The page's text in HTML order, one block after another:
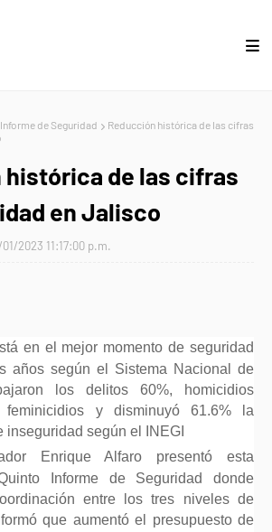
de Seguridad
Reducción histórica de las cifras
histórica de las cifras
en Jalisco
01/2023 11:17:00 p.m.
en el mejor momento de seguridad
años según el Sistema Nacional de
los delitos 60%, homicidios
feminicidios y disminuyó 61.6% la
inseguridad según el INEGI
Enrique Alfaro presentó esta
Informe de Seguridad donde
entre los tres niveles de
que aumentó el presupuesto de